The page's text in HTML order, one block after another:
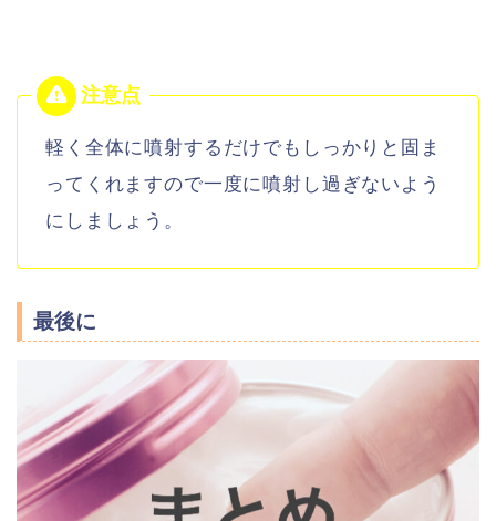
軽く全体に噴射するだけでもしっかりと固ま
ってくれますので一度に噴射し過ぎないよう
にしましょう。
最後に